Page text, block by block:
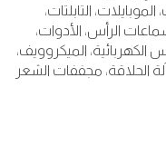
التابلتات،
سماعات الرأس، الأدوات،
الكهربائية، الميكروويف،
الحلاقة، مجففات الشعر